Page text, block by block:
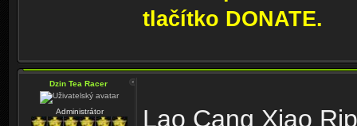
tlačítko DONATE.
Dzin Tea Racer
Administrátor Lao Cang Xiao